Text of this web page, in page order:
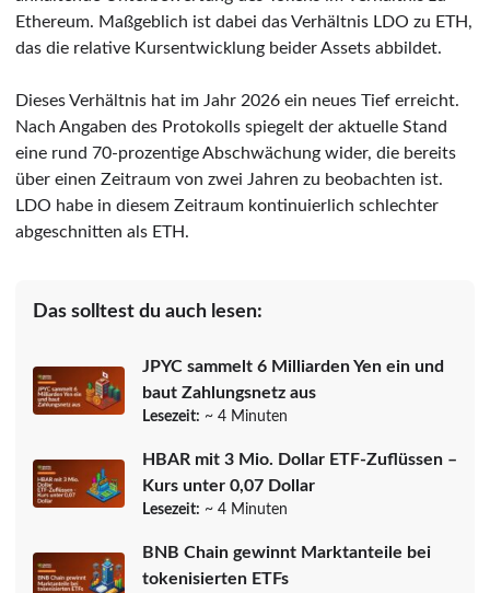
Ethereum. Maßgeblich ist dabei das Verhältnis LDO zu ETH,
das die relative Kursentwicklung beider Assets abbildet.
Dieses Verhältnis hat im Jahr 2026 ein neues Tief erreicht.
Nach Angaben des Protokolls spiegelt der aktuelle Stand
eine rund 70-prozentige Abschwächung wider, die bereits
über einen Zeitraum von zwei Jahren zu beobachten ist.
LDO habe in diesem Zeitraum kontinuierlich schlechter
abgeschnitten als ETH.
Das solltest du auch lesen:
JPYC sammelt 6 Milliarden Yen ein und
baut Zahlungsnetz aus
Lesezeit: ~ 4 Minuten
HBAR mit 3 Mio. Dollar ETF-Zuflüssen –
Kurs unter 0,07 Dollar
Lesezeit: ~ 4 Minuten
BNB Chain gewinnt Marktanteile bei
tokenisierten ETFs